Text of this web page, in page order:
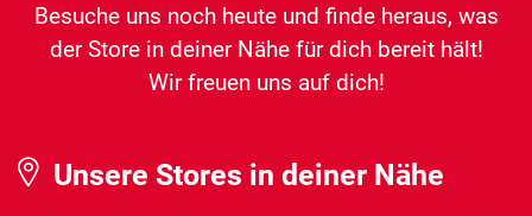
Besuche uns noch heute und finde heraus, was
der Store in deiner Nähe für dich bereit hält!
Wir freuen uns auf dich!
Unsere Stores in deiner Nähe